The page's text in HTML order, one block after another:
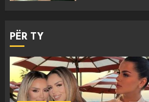
PËR TY
Aktualitet Slider
4 MARCH 25, 2025
“Ai që